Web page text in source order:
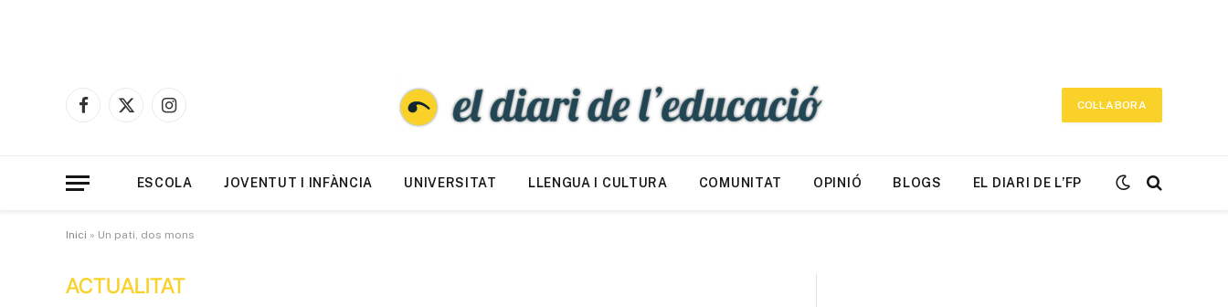
Facebook
X
Instagram
COL·LABORA
ESCOLA JOVENTUT I INFÀNCIA UNIVERSITAT LLENGUA I CULTURA COMUNITAT OPINIÓ BLOGS EL DIARI DE L’FP
Inici » Un pati, dos mons
ACTUALITAT